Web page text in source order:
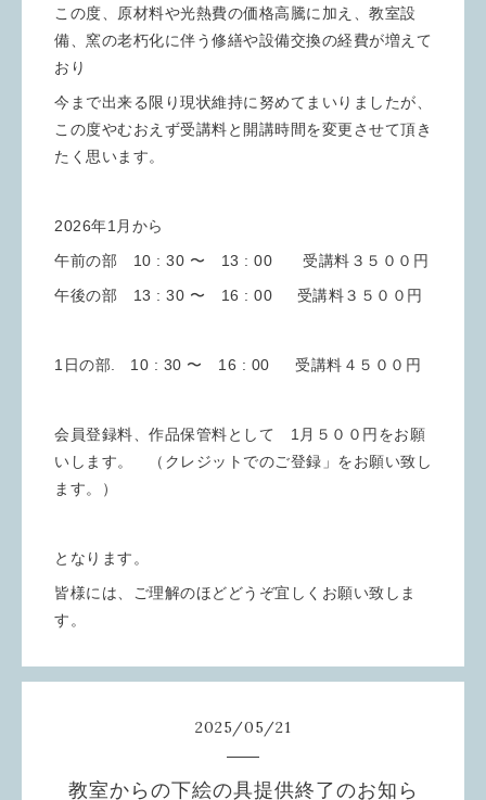
この度、原材料や光熱費の価格高騰に加え、教室設
備、窯の老朽化に伴う修繕や設備交換の経費が増えて
おり
今まで出来る限り現状維持に努めてまいりましたが、
この度やむおえず受講料と開講時間を変更させて頂き
たく思います。
2026年1月から
午前の部 10 : 30 〜 13 : 00 受講料３５００円
午後の部 13 : 30 〜 16 : 00 受講料３５００円
1日の部. 10 : 30 〜 16 : 00 受講料４５００円
会員登録料、作品保管料として 1月５００円をお願
いします。 （クレジットでのご登録」をお願い致し
ます。）
となります。
皆様には、ご理解のほどどうぞ宜しくお願い致しま
す。
2025/05/21
教室からの下絵の具提供終了のお知ら